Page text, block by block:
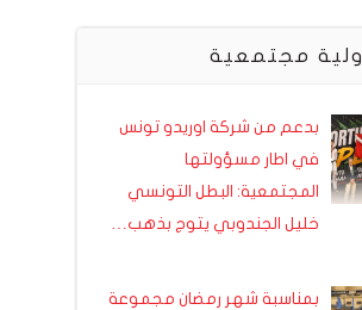
مجتمعية
بدعم من شركة اوريدو تونس
في اطار مسؤولتها
المجتمعية: البطل التونسي
خليل الجندوبي يتوج بذهب…
بمناسبة شهر رمضان مجموعة